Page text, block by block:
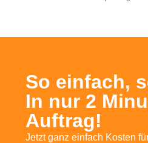
So einfach,
In nur 2
Auftrag!
Jetzt ganz einfach Kosten